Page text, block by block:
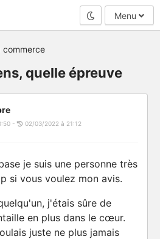
Mode nuit
Menu
commerce
quelle épreuve
- 02/03/2022 à 21:12
je suis une personne très
si vous voulez mon avis.
j'étais sûre de
en plus dans le cœur.
juste ne plus jamais